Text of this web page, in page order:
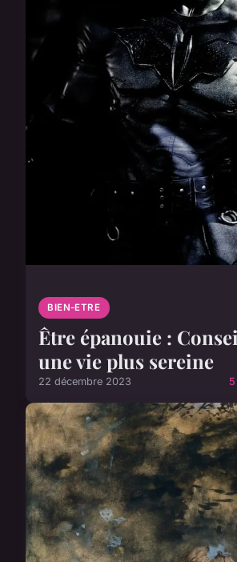
BIEN-ETRE
Être épanouie :
une vie plus sereine
22 décembre 2023